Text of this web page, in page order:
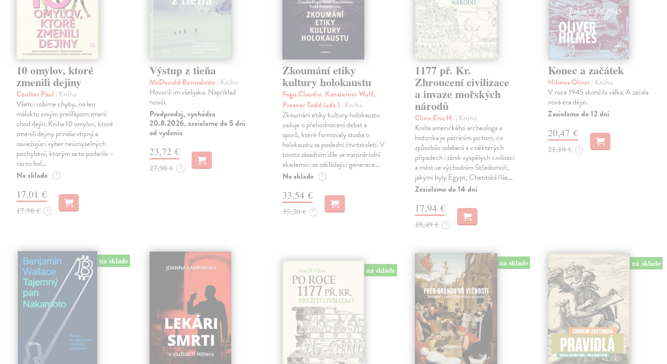
10 omylov, ktoré
zmenili dejiny
Coulter Paul | Kniha
Všetci robíme chyby, no len
málokto svojím prešľapom zmení
chod dejín. Kniha 10 omylov, ktoré
zmenili dejiny prináša vtipný a
osviežujúci výber neúmyselných
pochybení, ktorým sa to podarilo –
raz to bol…
Na sklade ?
17,01 €
17,90 € ?
Výstup z tieňa
McDonald Bernadette | Kniha
Hovorili im všelijako. Napríklad
nosiči.
Predpredaj, vychádza
20.8.2026, zasielame do 5 dní
od vydania
23,72 €
27,90 € ?
Zkoumání etiky
kultury holokaustu
Fogu Claudio, Kansteiner Wulf,
Presner Todd (eds.)| Kniha
Zkoumání etiky kultury holokaustu
usiluje o přehodnocení debat a
sporů, které formovaly studia o
holokaustu za poslední čtvrtstoletí. V
tomto zásadním díle se mezinárodní
akademici ze zakládající generace…
Na sklade ?
33,54 €
35,30 € ?
1177 př. Kr.
Zhroucení civilizace
a invaze mořských
národů
Cline Eric H. | Kniha
Kniha amerického archeologa a
historika je pátráním po tom, co
způsobilo oslabení a v některých
případech i zánik vyspělých civilizací
a měst ve východním Středomoří,
jakými byly Egypt, Chetitská říše…
Zasielame do 14 dní
17,94 €
18,49 € ?
Konec a začátek
Hilmes Oliver| Kniha
V roce 1945 skončila válka. A začala
nová éra dějin.
Zasielame do 12 dní
20,47 €
21,10 € ?
na sklade
na sklade
na sklade na sklade